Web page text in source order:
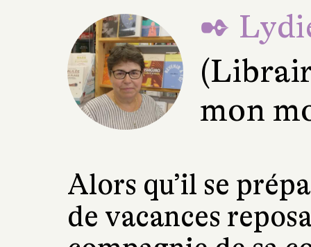
✒
mon
Alors qu’il se
de vacances